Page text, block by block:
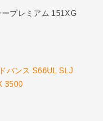
プレミアム 151XG
バンス S66UL SLJ
3500